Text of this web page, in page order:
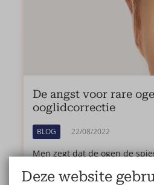
De angst voor rare
ooglidcorrectie
BLOG 22/08/2022
Men zegt dat de ogen de
ogen zeggen veel en daarom
Deze website